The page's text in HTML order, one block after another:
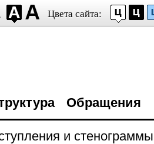
Цвета сайта:
Обращения
и стенограммы